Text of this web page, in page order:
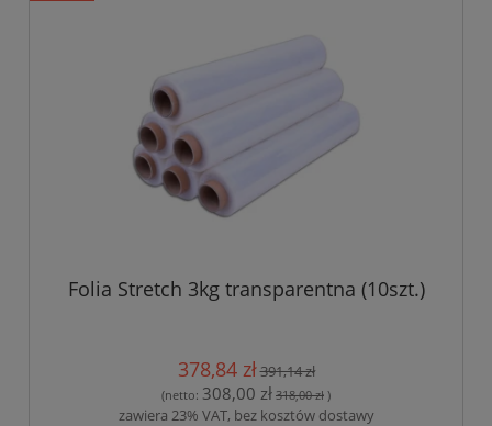
Folia Stretch 3kg transparentna (10szt.)
378,84 zł391,14 zł
(netto: 308,00 zł 318,00 zł )
zawiera 23% VAT, bez kosztów dostawy